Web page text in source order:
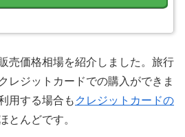
売価格相場を紹介しました。旅行
レジットカードでの購入ができま
用する場合も クレジットカードの
とんどです。